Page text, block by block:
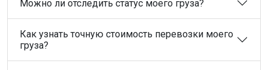
Можно ли отследить статус моего груза?
Как узнать точную стоимость перевозки моего
груза?